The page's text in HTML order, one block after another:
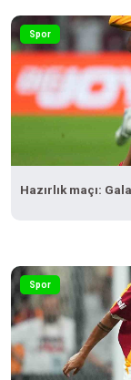
Spor
Hazırlık maçı:
Spor